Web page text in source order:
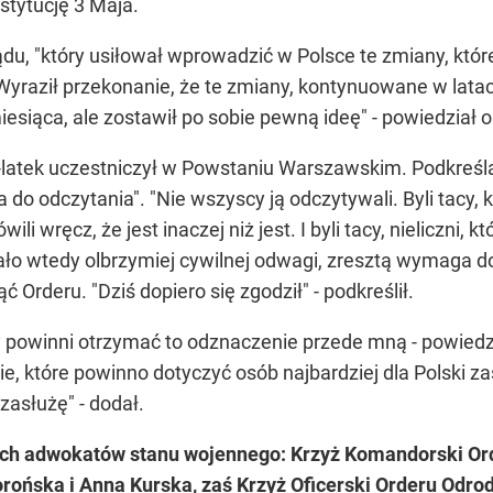
3 Maja.
"który usiłował wprowadzić w Polsce te zmiany,
przekonanie, że te zmiany, kontynuowane w
ale zostawił po sobie pewną ideę" - powiedział
uczestniczył w Powstaniu Warszawskim.
do odczytania". "Nie wszyscy ją odczytywali. Byli
wręcz, że jest inaczej niż jest. I byli tacy, nieliczni,
wtedy olbrzymiej cywilnej odwagi, zresztą wymaga
Orderu. "Dziś dopiero się zgodził" - podkreślił.
otrzymać to odznaczenie przede mną -
które powinno dotyczyć osób najbardziej dla Polski
- dodał.
adwokatów stanu wojennego: Krzyż Komandorski
i Anna Kurska, zaś Krzyż Oficerski Orderu